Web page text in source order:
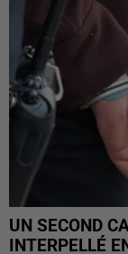
UN SECOND
INTERPELLÉ